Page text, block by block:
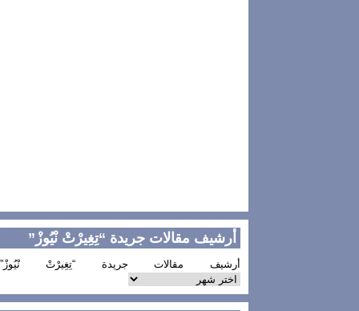
أرشيف مقالات جريدة “تِغِيرْتْ نْيُوزْ”
أرشيف مقالات جريدة “تِغِيرْتْ نْيُوزْ”